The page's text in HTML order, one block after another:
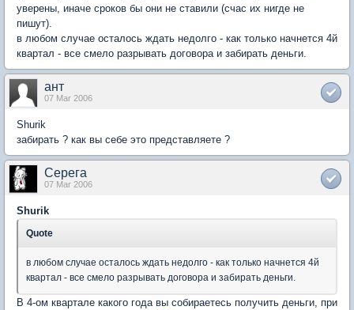
уверены, иначе сроков бы они не ставили (счас их нигде не
пишут).
в любом случае осталось ждать недолго - как только начнется 4й
квартал - все смело разрывать договора и забирать деньги.
ант
07 Mar 2006
Shurik
забирать ? как вы себе это представляете ?
Серега
07 Mar 2006
Shurik
Quote
в любом случае осталось ждать недолго - как только начнется 4й
квартал - все смело разрывать договора и забирать деньги.
В 4-ом квартале какого года вы собираетесь получить деньги, при